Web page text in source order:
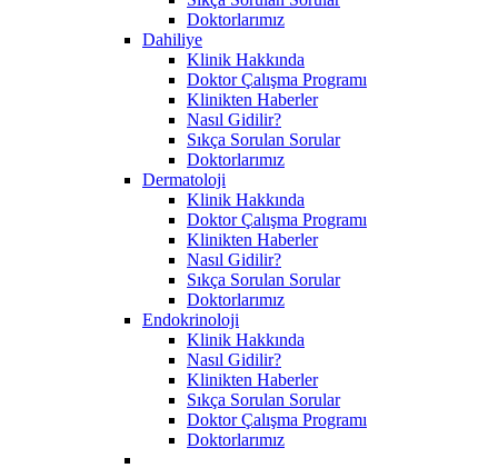
Doktorlarımız
Dahiliye
Klinik Hakkında
Doktor Çalışma Programı
Klinikten Haberler
Nasıl Gidilir?
Sıkça Sorulan Sorular
Doktorlarımız
Dermatoloji
Klinik Hakkında
Doktor Çalışma Programı
Klinikten Haberler
Nasıl Gidilir?
Sıkça Sorulan Sorular
Doktorlarımız
Endokrinoloji
Klinik Hakkında
Nasıl Gidilir?
Klinikten Haberler
Sıkça Sorulan Sorular
Doktor Çalışma Programı
Doktorlarımız